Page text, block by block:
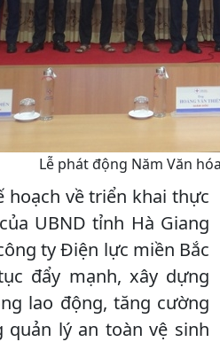
Lễ phát động Năm Văn
hoạch về triển khai thực
UBND tỉnh Hà Giang
ty Điện lực miền Bắc
đẩy mạnh, xây dựng
lao động, tăng cường
quản lý an toàn vệ sinh